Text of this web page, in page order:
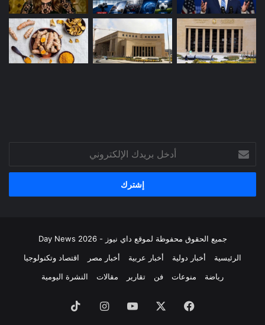
بريدك
الإلكتروني
جميع الحقوق محفوظة لموقع داي نيوز - Day News 2026
الرئيسية
أخبار دولية أخبار عربية أخبار مصر
اقتصاد وتكنولوجيا
رياضة
منوعات فن تقارير مقالات النشرة اليومية
فيسبوك ‫YouTubeانستقرام